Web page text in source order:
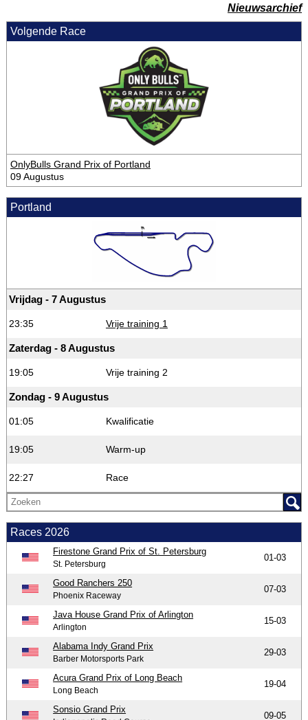
Nieuwsarchief
Volgende Race
OnlyBulls Grand Prix of Portland
09 Augustus
Portland
Vrijdag - 7 Augustus
23:35 Vrije training 1
Zaterdag - 8 Augustus
19:05 Vrije training 2
Zondag - 9 Augustus
01:05 Kwalificatie
19:05 Warm-up
22:27 Race
Races 2026
Firestone Grand Prix of St. Petersburg
St. Petersburg
01-03
Good Ranchers 250
Phoenix Raceway
07-03
Java House Grand Prix of Arlington
Arlington
15-03
Alabama Indy Grand Prix
Barber Motorsports Park
29-03
Acura Grand Prix of Long Beach
Long Beach
19-04
Sonsio Grand Prix
09-05